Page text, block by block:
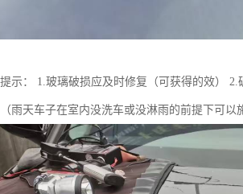
示： 1.玻璃破损应及时修复（可获得的效）
雨天车子在室内没洗车或没淋雨的前提下可以